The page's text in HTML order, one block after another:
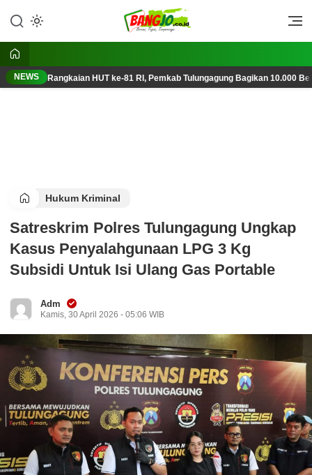
konten
Bangjo.co.id
Berani, Tegas, Terpercaya
NEWS Rangkaian HUT ke-81 RI, Pemkab Tulungagung Bagikan 10.000
Hukum Kriminal
Satreskrim Polres Tulungagung Ungkap
Kasus Penyalahgunaan LPG 3 Kg
Subsidi Untuk Isi Ulang Gas Portable
Adm
Kamis, 30 April 2026 - 05:06 WIB